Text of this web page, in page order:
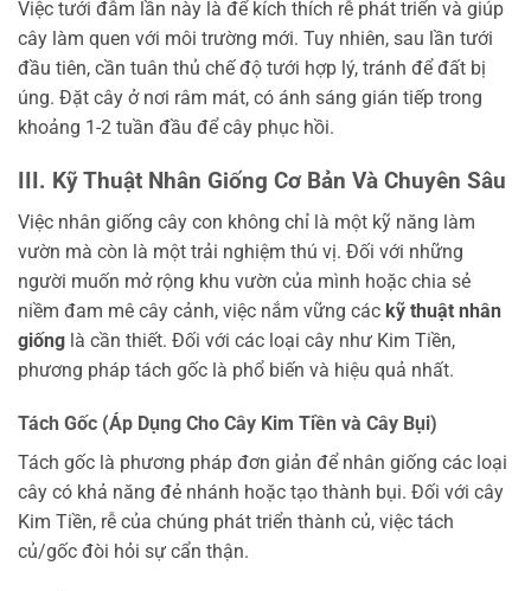
Việc tưới đẫm lần này là để kích thích rễ phát triển và giúp
cây làm quen với môi trường mới. Tuy nhiên, sau lần tưới
đầu tiên, cần tuân thủ chế độ tưới hợp lý, tránh để đất bị
úng. Đặt cây ở nơi râm mát, có ánh sáng gián tiếp trong
khoảng 1-2 tuần đầu để cây phục hồi.
III. Kỹ Thuật Nhân Giống Cơ Bản Và Chuyên Sâu
Việc nhân giống cây con không chỉ là một kỹ năng làm
vườn mà còn là một trải nghiệm thú vị. Đối với những
người muốn mở rộng khu vườn của mình hoặc chia sẻ
niềm đam mê cây cảnh, việc nắm vững các kỹ thuật nhân
giống là cần thiết. Đối với các loại cây như Kim Tiền,
phương pháp tách gốc là phổ biến và hiệu quả nhất.
Tách Gốc (Áp Dụng Cho Cây Kim Tiền và Cây Bụi)
Tách gốc là phương pháp đơn giản để nhân giống các loại
cây có khả năng đẻ nhánh hoặc tạo thành bụi. Đối với cây
Kim Tiền, rễ của chúng phát triển thành củ, việc tách
củ/gốc đòi hỏi sự cẩn thận.